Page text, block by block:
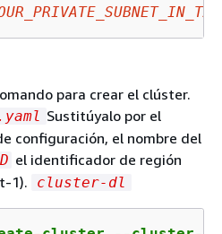
para crear el clúster.
Sustitúyalo por el
configuración, el nombre del
el identificador de región
1).
cluster-dl